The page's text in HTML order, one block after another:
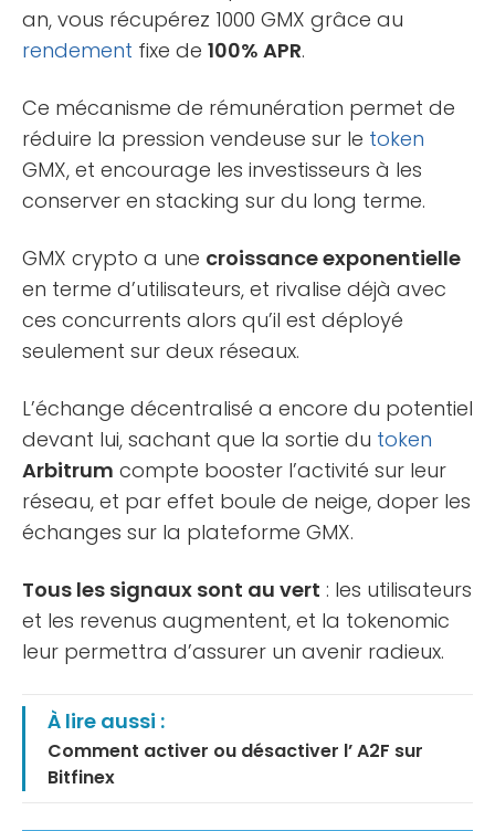
an, vous récupérez 1000 GMX grâce au
rendement fixe de 100% APR.
Ce mécanisme de rémunération permet de
réduire la pression vendeuse sur le token
GMX, et encourage les investisseurs à les
conserver en stacking sur du long terme.
GMX crypto a une croissance exponentielle
en terme d’utilisateurs, et rivalise déjà avec
ces concurrents alors qu’il est déployé
seulement sur deux réseaux.
L’échange décentralisé a encore du potentiel
devant lui, sachant que la sortie du token
Arbitrum compte booster l’activité sur leur
réseau, et par effet boule de neige, doper les
échanges sur la plateforme GMX.
Tous les signaux sont au vert : les utilisateurs
et les revenus augmentent, et la tokenomic
leur permettra d’assurer un avenir radieux.
À lire aussi :
Comment activer ou désactiver l’ A2F sur
Bitfinex